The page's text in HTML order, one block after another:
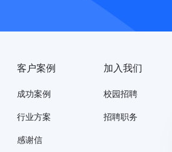
客户案例
成功案例
行业方案
感谢信
加入我们
校园招聘
招聘职务